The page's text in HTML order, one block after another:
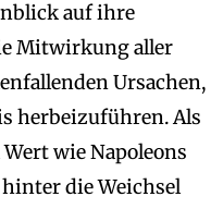
auf ihre
Mitwirkung aller
Ursachen,
herbeizuführen. Als
wie Napoleons
die Weichsel